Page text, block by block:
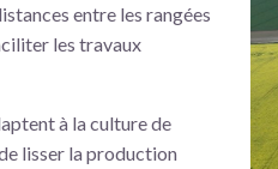
entre les rangées
les travaux
à la culture de
lisser la production